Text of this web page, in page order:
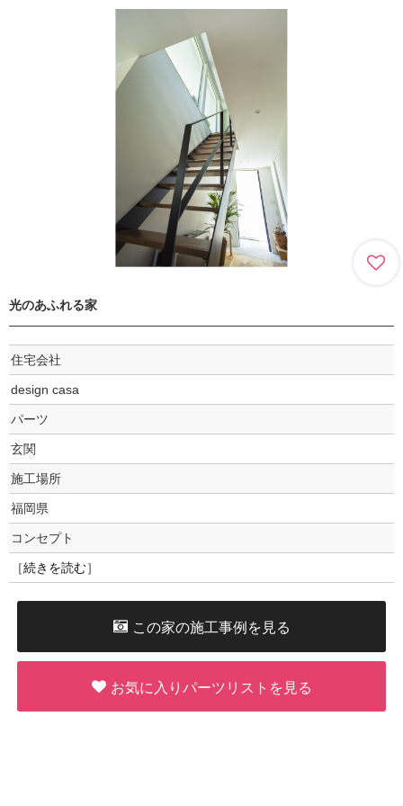
光のあふれる家
住宅会社
design casa
パーツ
玄関
施工場所
福岡県
コンセプト
［続きを読む］
この家の施工事例を見る
お気に入りパーツリストを見る